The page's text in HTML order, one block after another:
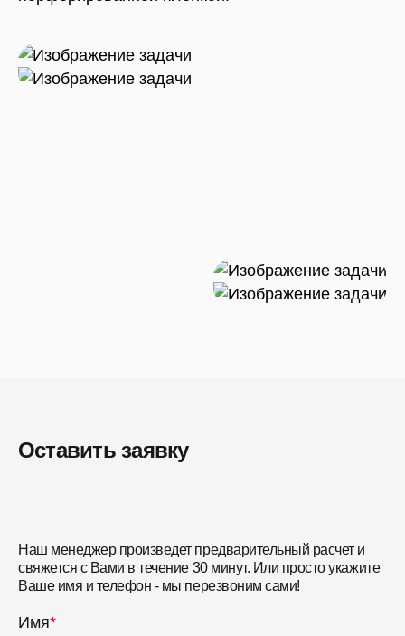
Оставить заявку
Наш менеджер произведет предварительный расчет и
свяжется с Вами в течение 30 минут. Или просто укажите
Ваше имя и телефон - мы перезвоним сами!
Имя*